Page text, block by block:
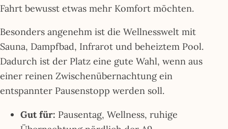
Fahrt bewusst etwas mehr Komfort möchten.
Besonders angenehm ist die Wellnesswelt mit
Sauna, Dampfbad, Infrarot und beheiztem Pool.
Dadurch ist der Platz eine gute Wahl, wenn aus
einer reinen Zwischenübernachtung ein
entspannter Pausenstopp werden soll.
Gut für: Pausentag, Wellness, ruhige